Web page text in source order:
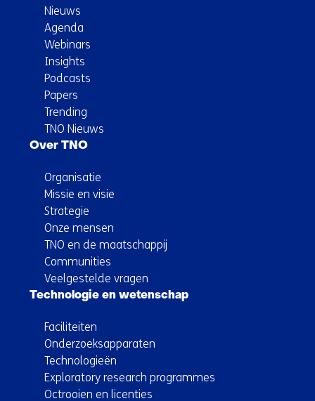
Nieuws
Agenda
Webinars
Insights
Podcasts
Papers
Trending
TNO Nieuws
Over TNO
Organisatie
Missie en visie
Strategie
Onze mensen
TNO en de maatschappij
Communities
Veelgestelde vragen
Technologie en wetenschap
Faciliteiten
Onderzoeksapparaten
Technologieën
Exploratory research programmes
Octrooien en licenties